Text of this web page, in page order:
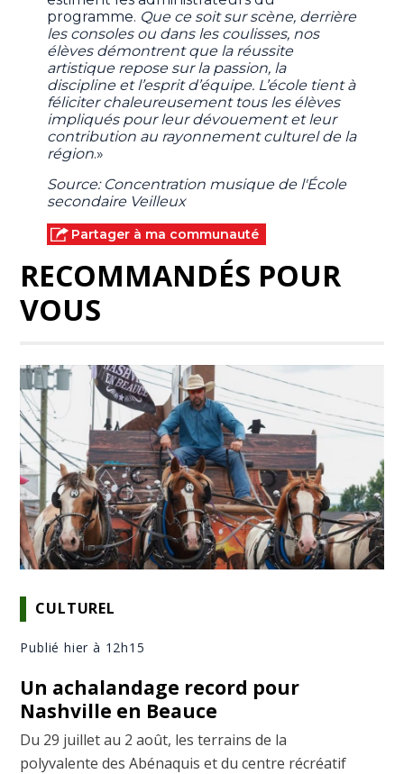
programme. Que ce soit sur scène, derrière
les consoles ou dans les coulisses, nos
élèves démontrent que la réussite
artistique repose sur la passion, la
discipline et l’esprit d’équipe. L’école tient à
féliciter chaleureusement tous les élèves
impliqués pour leur dévouement et leur
contribution au rayonnement culturel de la
région.»
Source: Concentration musique de l'École
secondaire Veilleux
Partager à ma communauté
RECOMMANDÉS POUR
VOUS
CULTUREL
Publié hier à 12h15
Un achalandage record pour
Nashville en Beauce
Du 29 juillet au 2 août, les terrains de la
polyvalente des Abénaquis et du centre récréatif